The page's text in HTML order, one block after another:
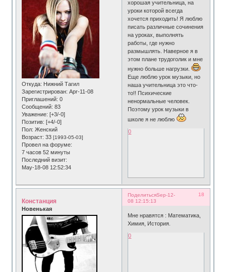
Откуда: Нижний Тагил
Зарегистрирован: Apr-11-08
Приглашений: 0
Сообщений: 83
Уважение: [+3/-0]
Позитив: [+4/-0]
Пол: Женский
Возраст: 33[1993-05-03]
Провел на форуме:
7 часов 52 минуты
Последний визит:
May-18-08 12:52:34
хорошая учительница, на
уроки которой всегда
хочется приходить! Я люблю
писать различные сочинения
на уроках, выполнять
работы, где нужно
размышлять. Наверное я в
этом плане трудоголик и мне
нужно больше нагрузки.
Еще люблю урок музыки, но
наша учительница это что-
то!! Психические
ненормальные человек.
Поэтому урок музыки в
школе я не люблю
0
Поделиться 18
Sep-12-
08 12:15:13
Констанция
Новенькая
Мне нравятся : Математика,
Химия, История.
0